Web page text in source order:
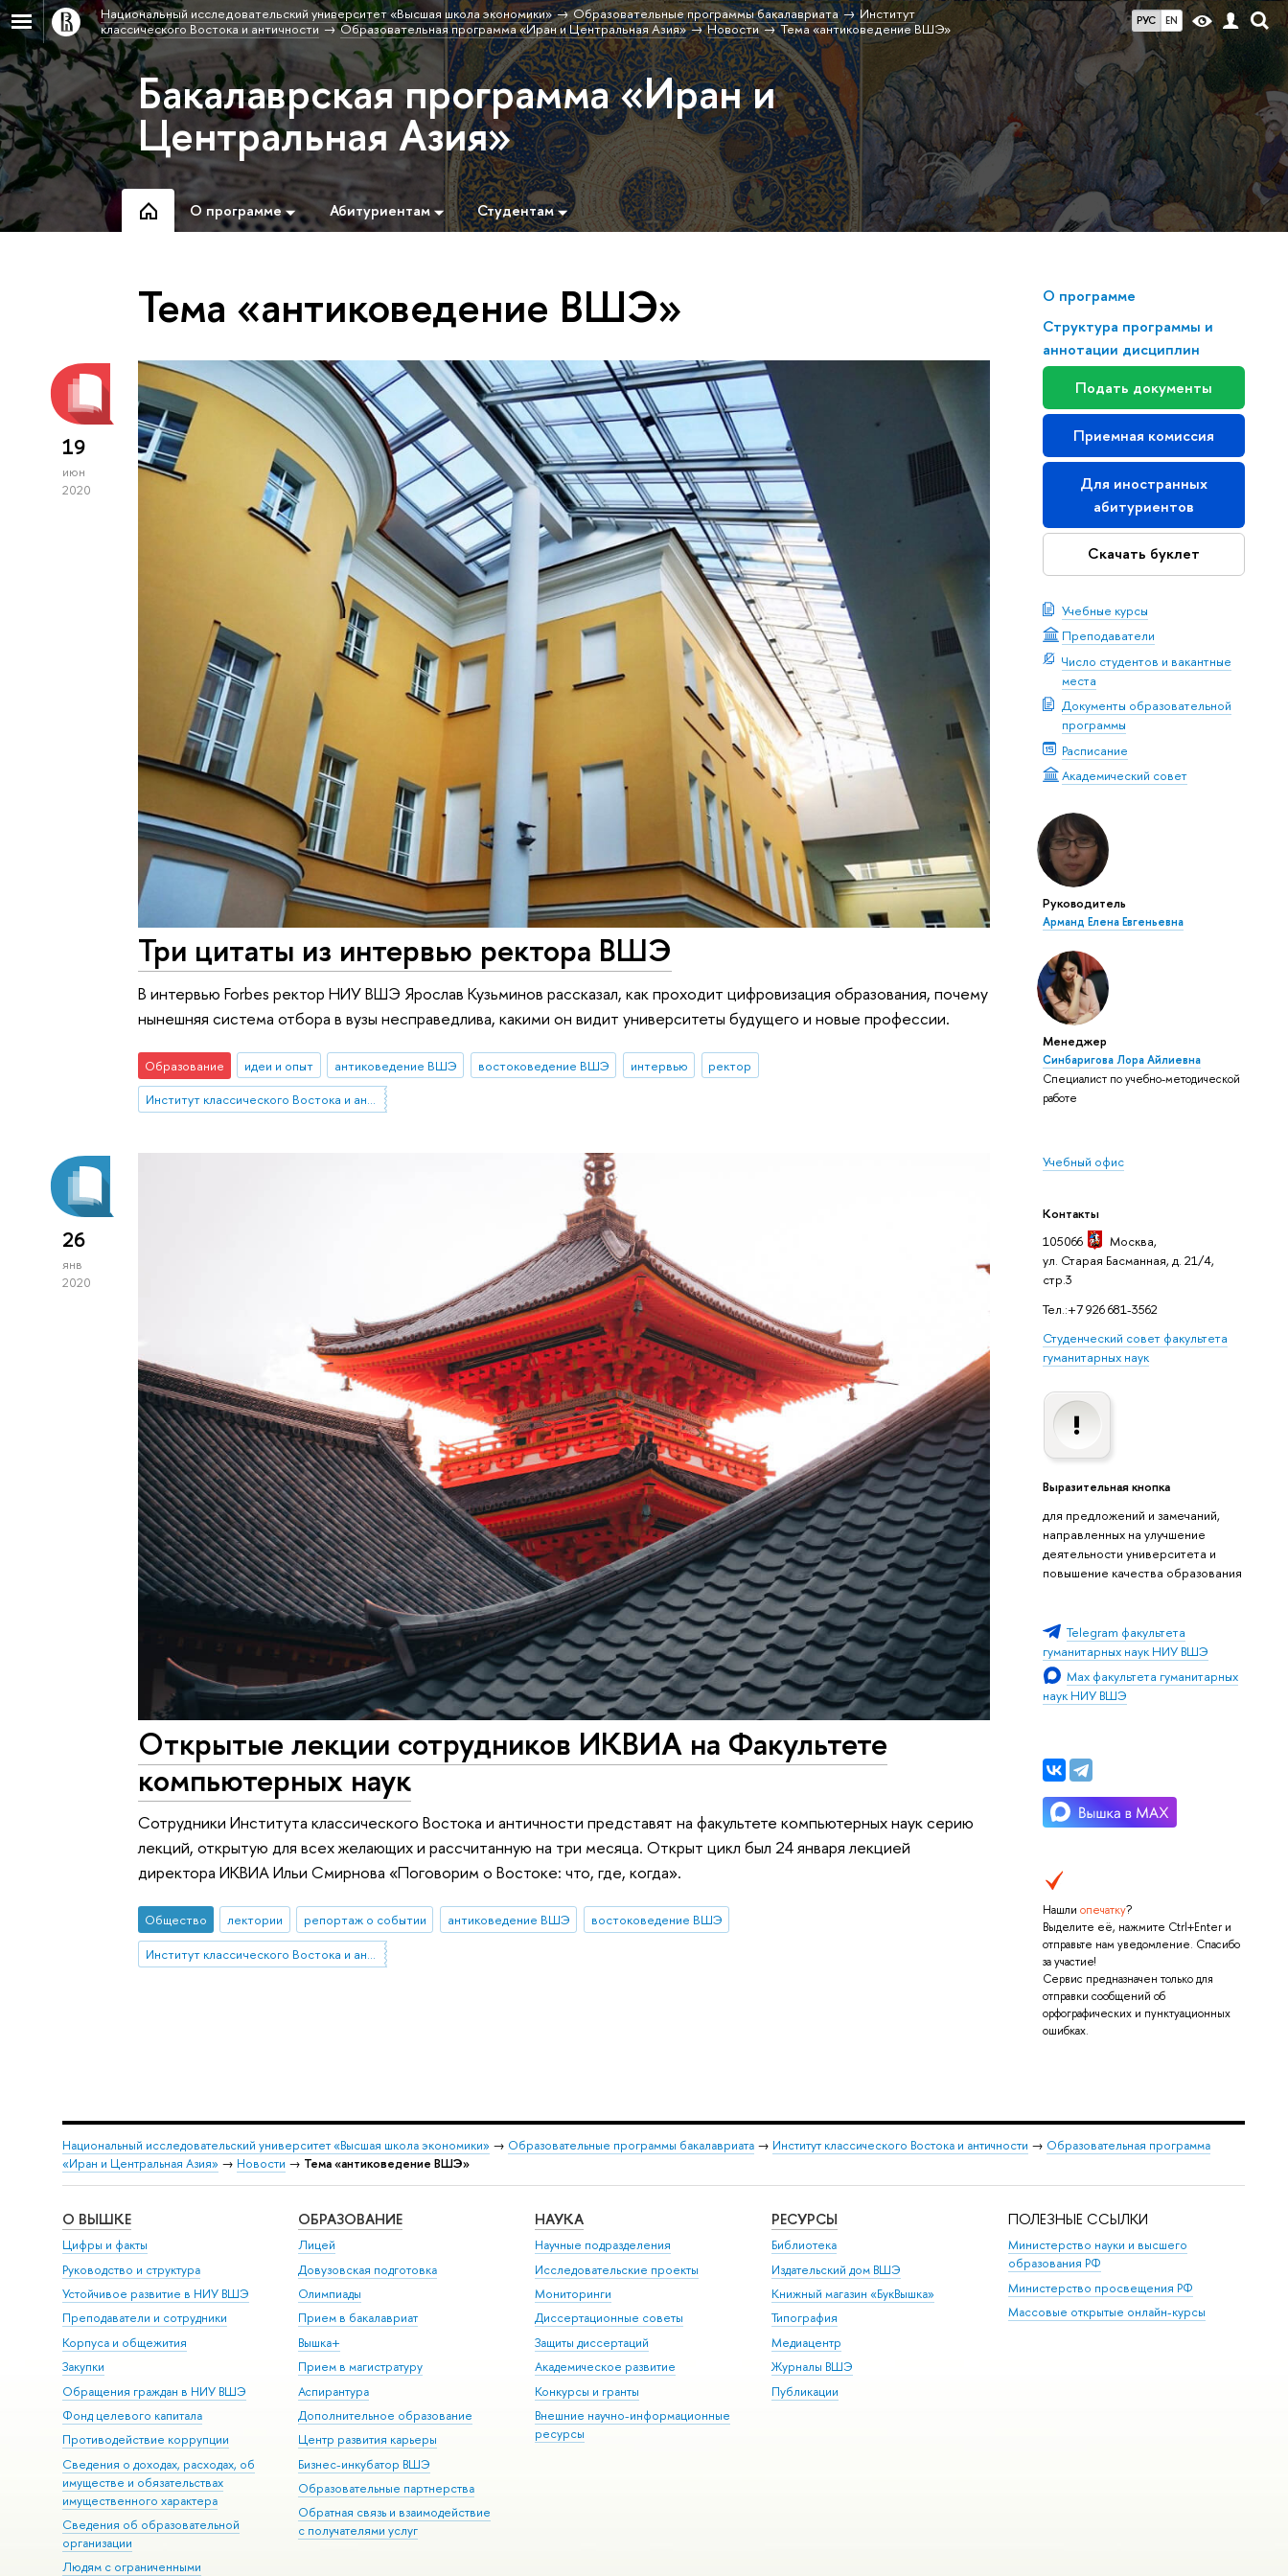
РУС EN
Национальный исследовательский университет «Высшая школа экономики» Образовательные программы бакалавриата
Институт
классического Востока и античности
Образовательная программа «Иран и Центральная Азия» Новости Тема «антиковедение ВШЭ»
Бакалаврская программа «Иран и
Центральная Азия»
О программе Абитуриентам Студентам
О программе
Структура программы и
аннотации дисциплин
Подать документы
Приемная комиссия
Для иностранных
абитуриентов
Скачать буклет
Учебные курсы
Преподаватели
Число студентов и вакантные
места
Документы образовательной
программы
Расписание
Академический совет
Руководитель
Арманд Елена Евгеньевна
Менеджер
Синбаригова Лора Айлиевна
Специалист по учебно-методической
работе
Учебный офис
Контакты
105066
Москва,
ул. Старая Басманная, д. 21/4,
стр.3
Тел.:+7 926 681-3562
Студенческий совет факультета
гуманитарных наук
Выразительная кнопка
для предложений и замечаний,
направленных на улучшение
деятельности университета и
повышение качества образования
Telegram факультета
гуманитарных наук НИУ ВШЭ
Мах факультета гуманитарных
наук НИУ ВШЭ
Нашли опечатку?
Выделите её, нажмите Ctrl+Enter и
отправьте нам уведомление. Спасибо
за участие!
Сервис предназначен только для
отправки сообщений об
орфографических и пунктуационных
ошибках.
Тема «антиковедение ВШЭ»
19
июн
2020
Три цитаты из интервью ректора ВШЭ
В интервью Forbes ректор НИУ ВШЭ Ярослав Кузьминов рассказал, как проходит цифровизация образования, почему
нынешняя система отбора в вузы несправедлива, какими он видит университеты будущего и новые профессии.
Образование идеи и опыт антиковедение ВШЭ востоковедение ВШЭ интервью
ректор
Институт классического Востока и античности
26
янв
2020
Открытые лекции сотрудников ИКВИА на Факультете
компьютерных наук
Сотрудники Института классического Востока и античности представят на факультете компьютерных наук серию
лекций, открытую для всех желающих и рассчитанную на три месяца. Открыт цикл был 24 января лекцией
директора ИКВИА Ильи Смирнова «Поговорим о Востоке: что, где, когда».
Общество лектории репортаж о событии антиковедение ВШЭ
востоковедение ВШЭ
Институт классического Востока и античности
Национальный исследовательский университет «Высшая школа экономики» → Образовательные программы бакалавриата→ Институт классического Востока и античности → Образовательная программа
«Иран и Центральная Азия» → Новости → Тема «антиковедение ВШЭ»
О ВЫШКЕ
Цифры и факты
Руководство и структура
Устойчивое развитие в НИУ ВШЭ
Преподаватели и сотрудники
Корпуса и общежития
Закупки
Обращения граждан в НИУ ВШЭ
Фонд целевого капитала
Противодействие коррупции
Сведения о доходах, расходах, об
имуществе и обязательствах
имущественного характера
Сведения об образовательной
организации
Людям с ограниченными
ОБРАЗОВАНИЕ
Лицей
Довузовская подготовка
Олимпиады
Прием в бакалавриат
Вышка+
Прием в магистратуру
Аспирантура
Дополнительное образование
Центр развития карьеры
Бизнес-инкубатор ВШЭ
Образовательные партнерства
Обратная связь и взаимодействие
с получателями услуг
НАУКА
Научные подразделения
Исследовательские проекты
Мониторинги
Диссертационные советы
Защиты диссертаций
Академическое развитие
Конкурсы и гранты
Внешние научно-информационные
ресурсы
РЕСУРСЫ
Библиотека
Издательский дом ВШЭ
Книжный магазин «БукВышка»
Типография
Медиацентр
Журналы ВШЭ
Публикации
ПОЛЕЗНЫЕ ССЫЛКИ
Министерство науки и высшего
образования РФ
Министерство просвещения РФ
Массовые открытые онлайн-курсы